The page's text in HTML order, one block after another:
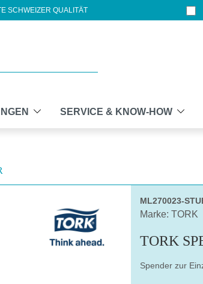
SCHWEIZER QUALITÄT
SERVICE & KNOW-HOW
ML270023-
Marke: TORK
TORK
Spender zur